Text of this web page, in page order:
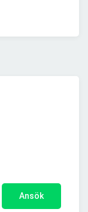
Ansök